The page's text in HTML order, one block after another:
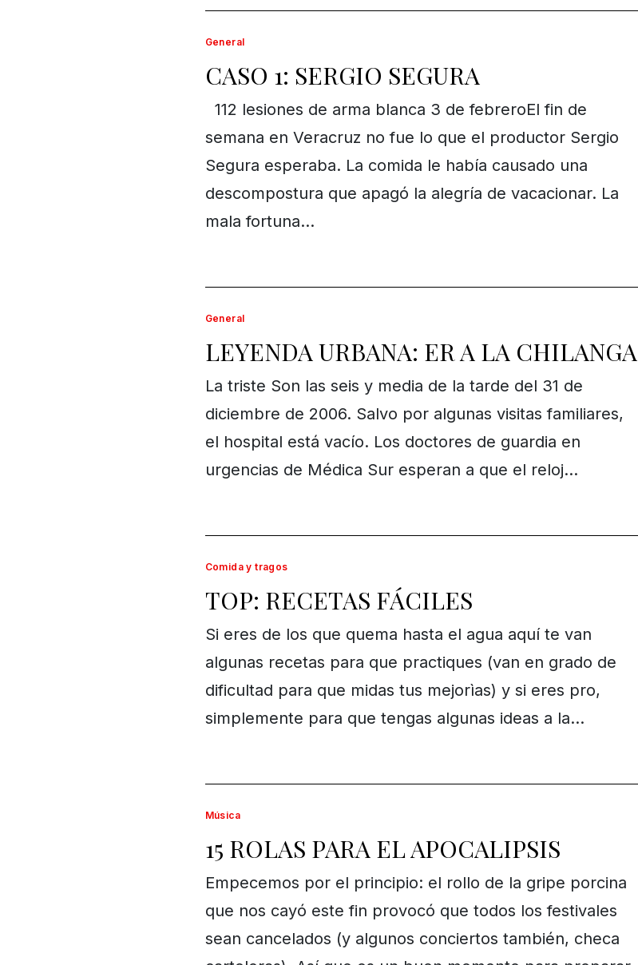
General
CASO 1: SERGIO SEGURA
112 lesiones de arma blanca 3 de febreroEl fin de
semana en Veracruz no fue lo que el productor Sergio
Segura esperaba. La comida le había causado una
descompostura que apagó la alegría de vacacionar. La
mala fortuna…
General
LEYENDA URBANA: ER A LA CHILANGA
La triste Son las seis y media de la tarde del 31 de
diciembre de 2006. Salvo por algunas visitas familiares,
el hospital está vacío. Los doctores de guardia en
urgencias de Médica Sur esperan a que el reloj…
Comida y tragos
TOP: RECETAS FÁCILES
Si eres de los que quema hasta el agua aquí te van
algunas recetas para que practiques (van en grado de
dificultad para que midas tus mejorìas) y si eres pro,
simplemente para que tengas algunas ideas a la…
Música
15 ROLAS PARA EL APOCALIPSIS
Empecemos por el principio: el rollo de la gripe porcina
que nos cayó este fin provocó que todos los festivales
sean cancelados (y algunos conciertos también, checa